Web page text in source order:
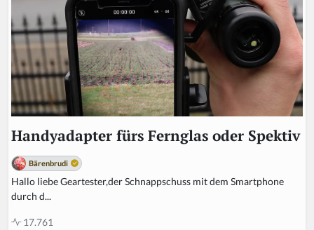
Handyadapter fürs Fernglas oder Spektiv
Bärenbrudi
Hallo liebe Geartester,der Schnappschuss mit dem Smartphone
durch d...
17.761